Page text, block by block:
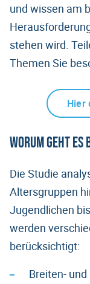
und wissen am
stehen wird.
Themen Sie
Hier
Worum geht
Die Studie
Altersgruppen
Jugendlichen
werden
berücksichtigt:
Breiten-